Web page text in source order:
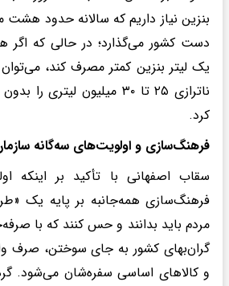
بنزین نیاز داریم که سالانه حدود هشت
دست کشور می‌گذارد؛ در حالی که اگر
یک لیتر بنزین کمتر مصرف کند،
ناترازی ۲۵ تا ۳۰ میلیون
کرد.
فرهنگ‌سازی و اولویت‌های سه‌گانه
سقاب اصفهانی با تأکید بر اینکه
فرهنگ‌سازی همه‌جانبه بر پایه یک
مردم باید بدانند و حس کنند که با
گران‌بهای کشور به جای سوختن، صرف
و کالاهای اساسی سفره‌شان می‌شود.